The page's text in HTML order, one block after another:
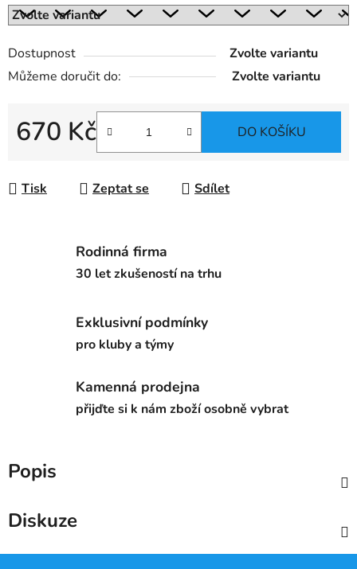
Dostupnost
Zvolte variantu
Můžeme doručit do:
Zvolte variantu
670 Kč DO KOŠÍKU
Tisk Zeptat se Sdílet
Rodinná firma
30 let zkušeností na trhu
Exklusivní podmínky
pro kluby a týmy
Kamenná prodejna
přijďte si k nám zboží osobně vybrat
Popis
Diskuze